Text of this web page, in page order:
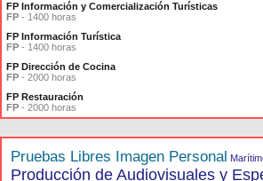
FP Información y Comercialización Turísticas
FP - 1400 horas
FP Información Turística
FP - 1400 horas
FP Dirección de Cocina
FP - 2000 horas
FP Restauración
FP - 2000 horas
Pruebas Libres Imagen Personal
Producción de Audiovisuales y